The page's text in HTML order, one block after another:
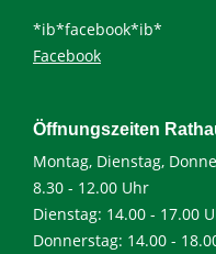
*ib*facebook*ib*
Facebook
Öffnungszeiten
Montag, Dienstag,
8.30 - 12.00 Uhr
Dienstag: 14.00 - 17.00
Donnerstag: 14.00 -